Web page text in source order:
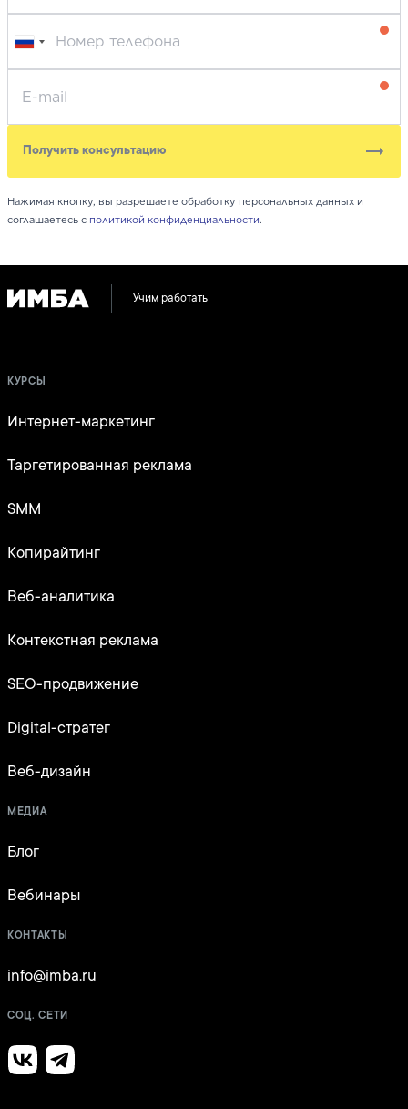
Получить консультацию
Нажимая кнопку, вы разрешаете обработку персональных данных и
соглашаетесь с политикой конфиденциальности.
Учим работать
КУРСЫ
Интернет-маркетинг
Таргетированная реклама
SMM
Копирайтинг
Веб-аналитика
Контекстная реклама
SEO-продвижение
Digital-стратег
Веб-дизайн
МЕДИА
Блог
Вебинары
КОНТАКТЫ
info@imba.ru
СОЦ. СЕТИ